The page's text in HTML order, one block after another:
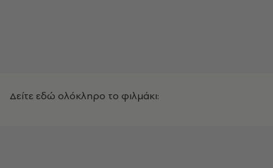
Δείτε εδώ ολόκληρο το φιλμάκι: